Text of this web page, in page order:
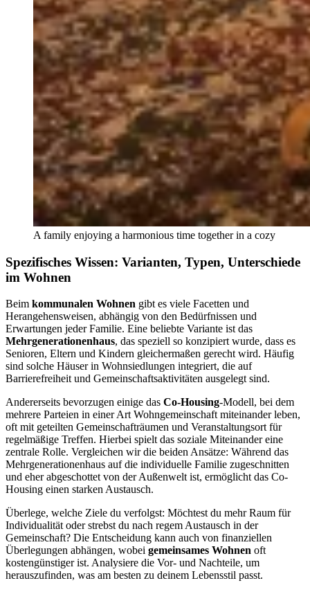
A family enjoying a harmonious time together in a cozy
Spezifisches Wissen: Varianten, Typen, Unterschiede
im Wohnen
Beim kommunalen Wohnen gibt es viele Facetten und
Herangehensweisen, abhängig von den Bedürfnissen und
Erwartungen jeder Familie. Eine beliebte Variante ist das
Mehrgenerationenhaus, das speziell so konzipiert wurde, dass es
Senioren, Eltern und Kindern gleichermaßen gerecht wird. Häufig
sind solche Häuser in Wohnsiedlungen integriert, die auf
Barrierefreiheit und Gemeinschaftsaktivitäten ausgelegt sind.
Andererseits bevorzugen einige das Co-Housing-Modell, bei dem
mehrere Parteien in einer Art Wohngemeinschaft miteinander leben,
oft mit geteilten Gemeinschafträumen und Veranstaltungsort für
regelmäßige Treffen. Hierbei spielt das soziale Miteinander eine
zentrale Rolle. Vergleichen wir die beiden Ansätze: Während das
Mehrgenerationenhaus auf die individuelle Familie zugeschnitten
und eher abgeschottet von der Außenwelt ist, ermöglicht das Co-
Housing einen starken Austausch.
Überlege, welche Ziele du verfolgst: Möchtest du mehr Raum für
Individualität oder strebst du nach regem Austausch in der
Gemeinschaft? Die Entscheidung kann auch von finanziellen
Überlegungen abhängen, wobei gemeinsames Wohnen oft
kostengünstiger ist. Analysiere die Vor- und Nachteile, um
herauszufinden, was am besten zu deinem Lebensstil passt.